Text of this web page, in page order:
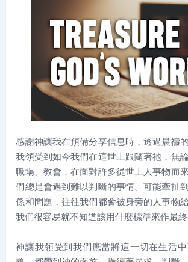
感謝神讓我在預備分享信息時，透過晨禱
我領受到如今我們在這世上跟隨著祂，無論
職場、教會，在面對許多從世上人事物而
們總是會遇到難以判斷的事情。可能牽扯
係和問題，往往我們都會被身旁的人事物
我們很容易就不知道該用什麼標準來作最終
神讓我領受到我們應當將這一切在生活